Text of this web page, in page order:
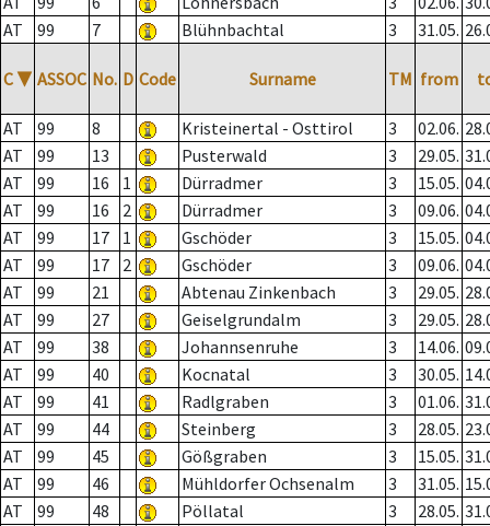
AT
99 7 Blühnbachtal 3 31.05.
C ▼ ASSOC No. D Code Surname TM from
AT 99 8 Kristeinertal - Osttirol 3 02.06.
AT
99 13 Pusterwald 3 29.05.
AT
99 16 1 Dürradmer 3 15.05.
AT
99 16 2 Dürradmer 3 09.06.
AT
99 17 1 Gschöder 3 15.05.
AT
99 17 2 Gschöder 3 09.06.
AT
99 21 Abtenau Zinkenbach 3 29.05.
AT
99 27 Geiselgrundalm 3 29.05.
AT
99 38 Johannsenruhe 3 14.06.
AT
99 40 Kocnatal 3 30.05.
AT
99 41 Radlgraben 3 01.06.
AT
99 44 Steinberg 3 28.05.
AT
99 45 Gößgraben 3 15.05.
AT
99 46 Mühldorfer Ochsenalm 3 31.05.
AT
99 48 Pöllatal 3 28.05.